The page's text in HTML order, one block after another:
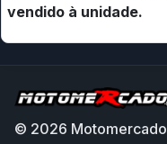
vendido à unidade.
© 2026 Motomercado